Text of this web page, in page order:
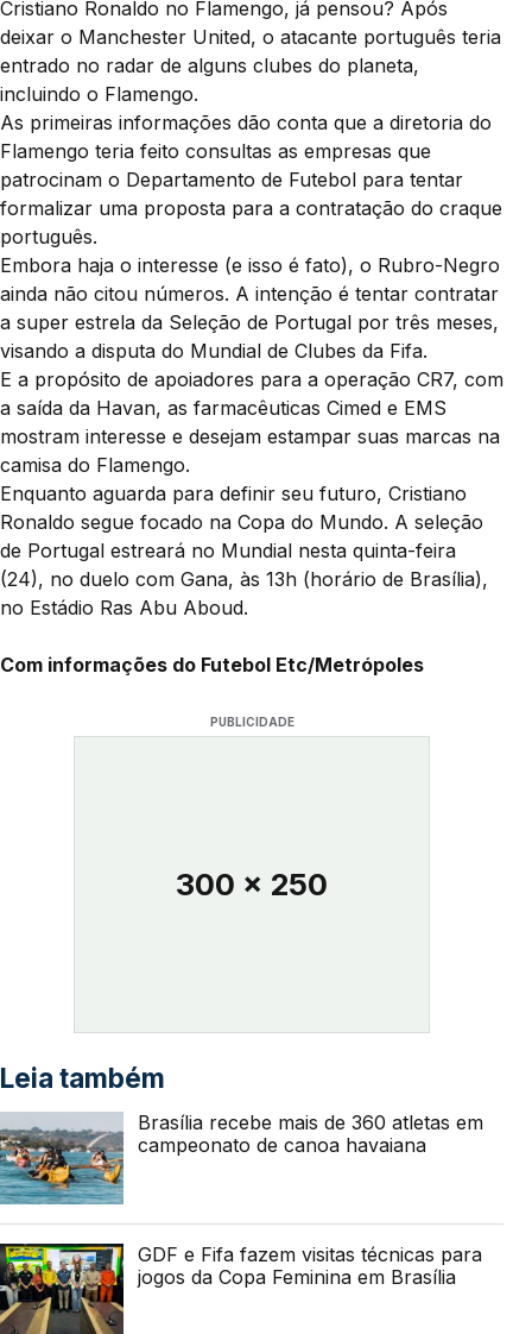
Cristiano Ronaldo no Flamengo, já pensou? Após
deixar o Manchester United, o atacante português teria
entrado no radar de alguns clubes do planeta,
incluindo o Flamengo.
As primeiras informações dão conta que a diretoria do
Flamengo teria feito consultas as empresas que
patrocinam o Departamento de Futebol para tentar
formalizar uma proposta para a contratação do craque
português.
Embora haja o interesse (e isso é fato), o Rubro-Negro
ainda não citou números. A intenção é tentar contratar
a super estrela da Seleção de Portugal por três meses,
visando a disputa do Mundial de Clubes da Fifa.
E a propósito de apoiadores para a operação CR7, com
a saída da Havan, as farmacêuticas Cimed e EMS
mostram interesse e desejam estampar suas marcas na
camisa do Flamengo.
Enquanto aguarda para definir seu futuro, Cristiano
Ronaldo segue focado na Copa do Mundo. A seleção
de Portugal estreará no Mundial nesta quinta-feira
(24), no duelo com Gana, às 13h (horário de Brasília),
no Estádio Ras Abu Aboud.
Com informações do Futebol Etc/Metrópoles
PUBLICIDADE
300 x 250
Leia também
Brasília recebe mais de 360 atletas em
campeonato de canoa havaiana
GDF e Fifa fazem visitas técnicas para
jogos da Copa Feminina em Brasília